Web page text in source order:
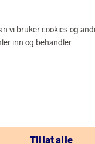
vi bruker cookies og
inn og behandler
Tillat alle